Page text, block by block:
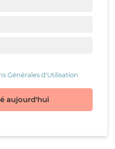
Générales d'Utilisation
aujourd'hui